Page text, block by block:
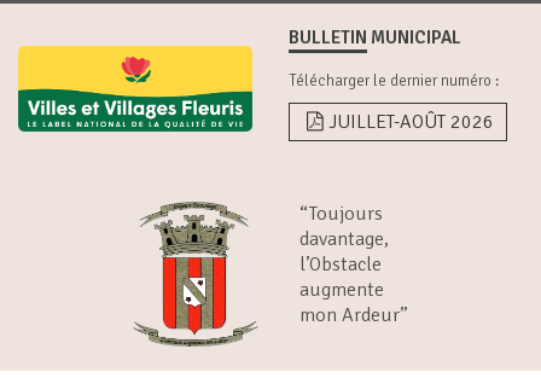
BULLETIN MUNICIPAL
Télécharger le dernier numéro :
JUILLET-AOÛT 2026
“Toujours
davantage,
l’Obstacle
augmente
mon Ardeur”